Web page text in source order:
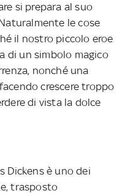
si prepara al suo
le cose
il nostro piccolo eroe
di un simbolo magico
nonché una
crescere troppo
di vista la dolce
Dickens è uno dei
trasposto